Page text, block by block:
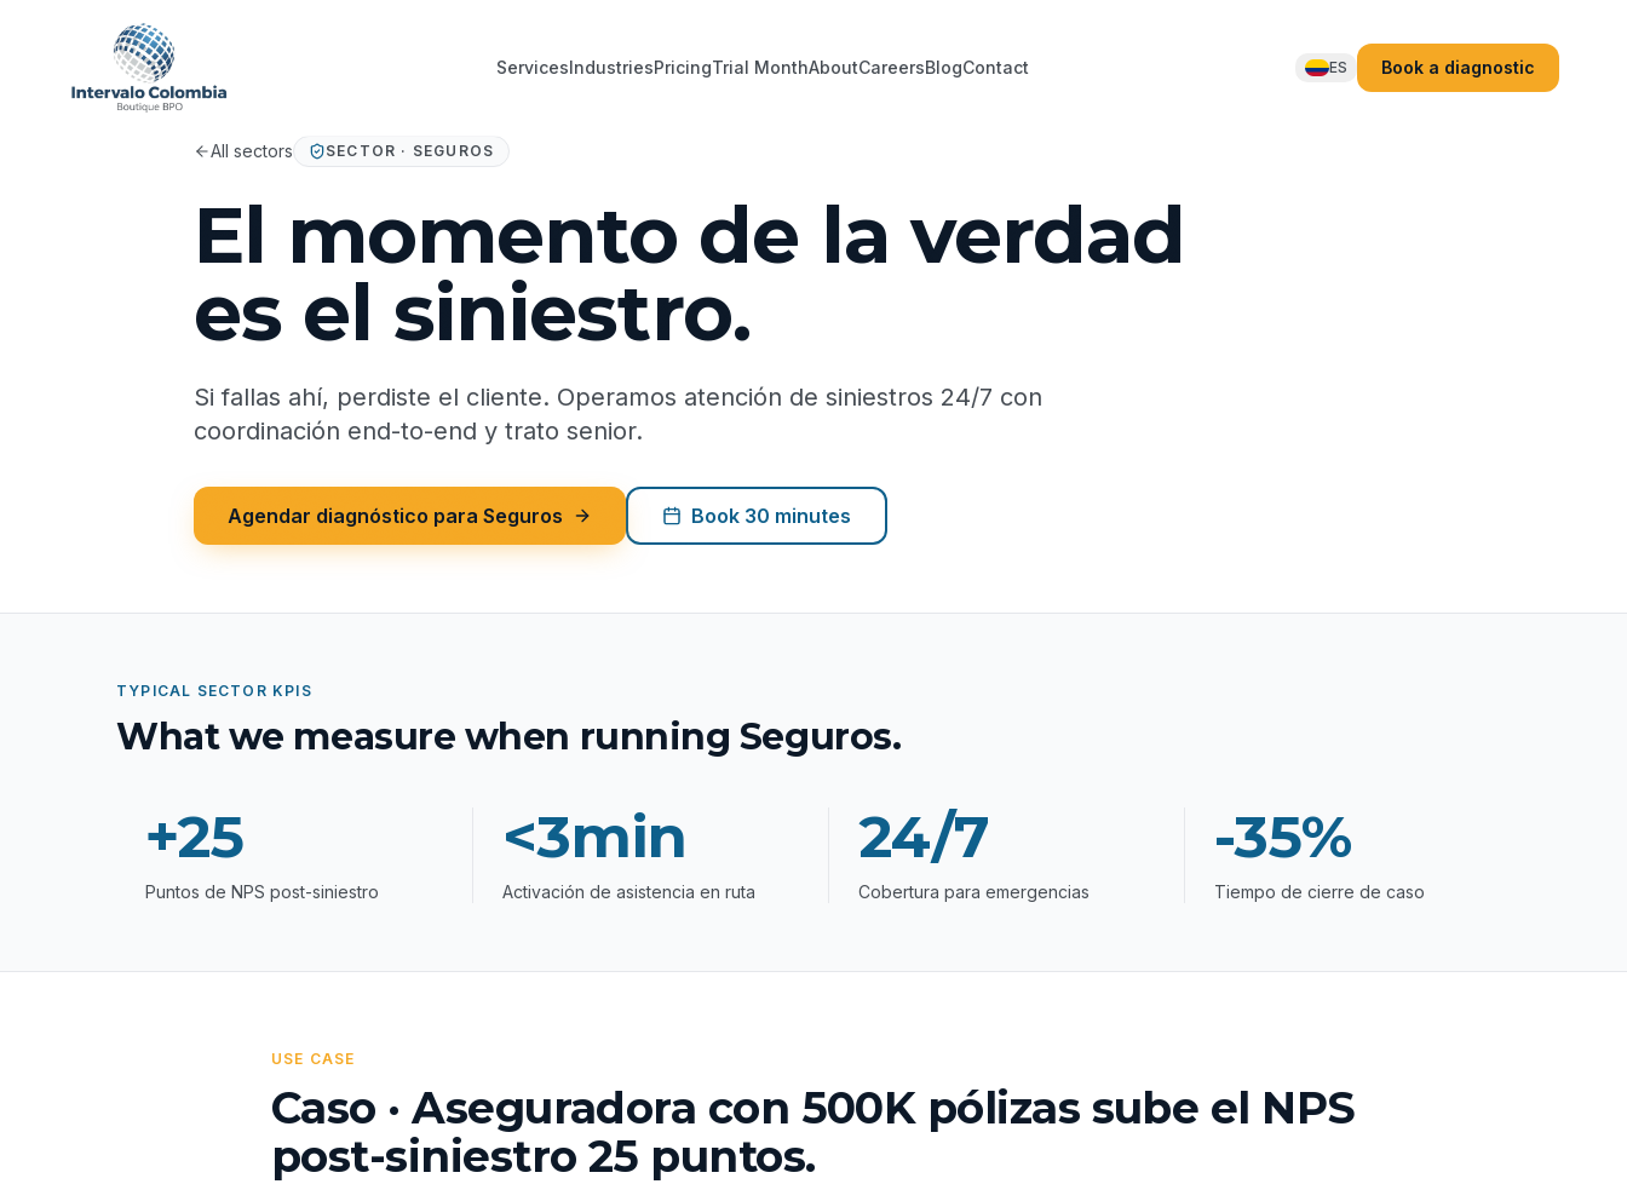
ServicesIndustriesPricingTrial MonthAboutCareersBlogContact ES Book a diagnostic
All sectors SECTOR · SEGUROS
El momento de la verdad
es el siniestro.
Si fallas ahí, perdiste el cliente. Operamos atención de siniestros 24/7 con
coordinación end-to-end y trato senior.
Agendar diagnóstico para Seguros Book 30 minutes
TYPICAL SECTOR KPIS
What we measure when running Seguros.
+25
Puntos de NPS post-siniestro
<3min
Activación de asistencia en ruta
24/7
Cobertura para emergencias
-35%
Tiempo de cierre de caso
USE CASE
Caso · Aseguradora con 500K pólizas sube el NPS
post-siniestro 25 puntos.